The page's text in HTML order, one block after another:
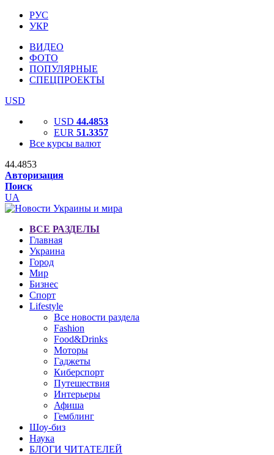
РУС
УКР
ВИДЕО
ФОТО
ПОПУЛЯРНЫЕ
СПЕЦПРОЕКТЫ
USD
USD 44.4853
EUR 51.3357
Все курсы валют
44.4853
Авторизация
Поиск
UA
ВСЕ РАЗДЕЛЫ
Главная
Украина
Город
Мир
Бизнес
Спорт
Lifestyle
Все новости раздела
Fashion
Food&Drinks
Моторы
Гаджеты
Киберспорт
Путешествия
Интерьеры
Афиша
Гемблинг
Шоу-биз
Наука
БЛОГИ ЧИТАТЕЛЕЙ